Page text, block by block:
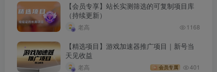
【会员专享】站长实测筛选的可复制项目库
（持续更新）
老高 1168
【精选项目】游戏加速器推广项目｜新号当
天见收益
老高 会员专属 401